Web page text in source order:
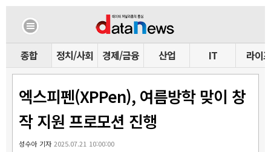
종합 정치/사회 경제/금융 산업 IT 라이프
엑스피펜(XPPen), 여름방학 맞이 창
작 지원 프로모션 진행
성수아 기자2025.07.21 10:00:00